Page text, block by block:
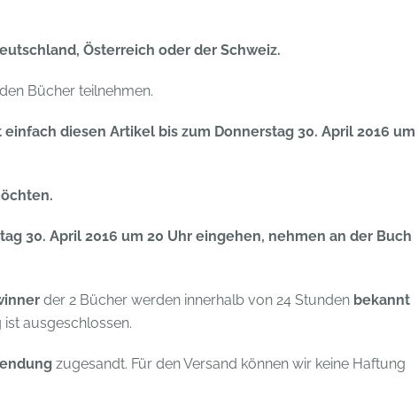
Österreich oder der Schweiz.
Bücher teilnehmen.
diesen Artikel bis zum Donnerstag 30. April 2016 um
30. April 2016 um 20 Uhr eingehen, nehmen an der Buch
der 2 Bücher werden innerhalb von 24 Stunden bekannt
ist ausgeschlossen.
zugesandt. Für den Versand können wir keine Haftung